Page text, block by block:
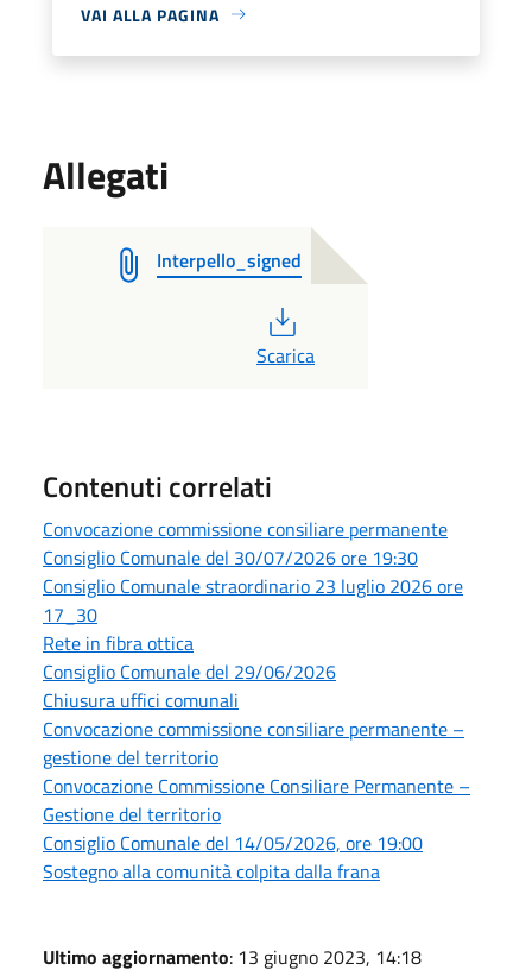
VAI ALLA PAGINA
Allegati
Interpello_signed
Scarica
Contenuti correlati
Convocazione commissione consiliare permanente
Consiglio Comunale del 30/07/2026 ore 19:30
Consiglio Comunale straordinario 23 luglio 2026 ore
17_30
Rete in fibra ottica
Consiglio Comunale del 29/06/2026
Chiusura uffici comunali
Convocazione commissione consiliare permanente –
gestione del territorio
Convocazione Commissione Consiliare Permanente –
Gestione del territorio
Consiglio Comunale del 14/05/2026, ore 19:00
Sostegno alla comunità colpita dalla frana
Ultimo aggiornamento: 13 giugno 2023, 14:18